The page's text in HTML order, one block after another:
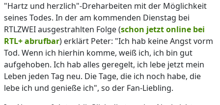
"Hartz und herzlich"-Dreharbeiten mit der Möglichkeit
seines Todes. In der am kommenden Dienstag bei
RTLZWEI ausgestrahlten Folge (schon jetzt online bei
RTL+ abrufbar) erklärt Peter: "Ich hab keine Angst vorm
Tod. Wenn ich hierhin komme, weiß ich, ich bin gut
aufgehoben. Ich hab alles geregelt, ich lebe jetzt mein
Leben jeden Tag neu. Die Tage, die ich noch habe, die
lebe ich und genieße ich", so der Fan-Liebling.